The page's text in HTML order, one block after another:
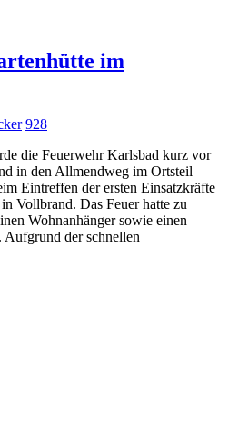
im
928
die Feuerwehr Karlsbad kurz vor
in den Allmendweg im Ortsteil
Eintreffen der ersten Einsatzkräfte
Vollbrand. Das Feuer hatte zu
Wohnanhänger sowie einen
der schnellen